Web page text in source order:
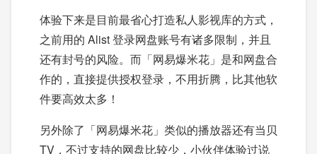
体验下来是目前最省心打造私人影视库的方式，
之前用的 Alist 登录网盘账号有诸多限制，并且
还有封号的风险。而「网易爆米花」是和网盘合
作的，直接提供授权登录，不用折腾，比其他软
件要高效太多！
另外除了「网易爆米花」类似的播放器还有当贝
TV，不过支持的网盘比较少，小伙伴体验过说